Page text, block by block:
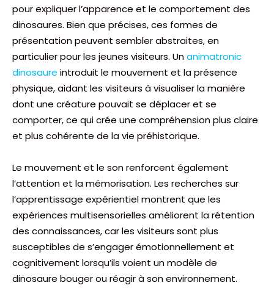
pour expliquer l’apparence et le comportement des
dinosaures. Bien que précises, ces formes de
présentation peuvent sembler abstraites, en
particulier pour les jeunes visiteurs. Unanimatronic
dinosaure introduit le mouvement et la présence
physique, aidant les visiteurs à visualiser la manière
dont une créature pouvait se déplacer et se
comporter, ce qui crée une compréhension plus claire
et plus cohérente de la vie préhistorique.
Le mouvement et le son renforcent également
l’attention et la mémorisation. Les recherches sur
l’apprentissage expérientiel montrent que les
expériences multisensorielles améliorent la rétention
des connaissances, car les visiteurs sont plus
susceptibles de s’engager émotionnellement et
cognitivement lorsqu’ils voient un modèle de
dinosaure bouger ou réagir à son environnement.